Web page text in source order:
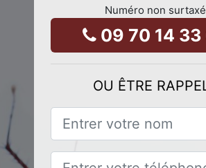
Numéro non surtaxé
09 70 14 33
OU ÊTRE